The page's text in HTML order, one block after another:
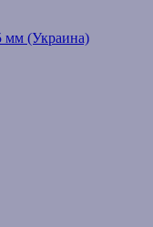
мм (Украина)